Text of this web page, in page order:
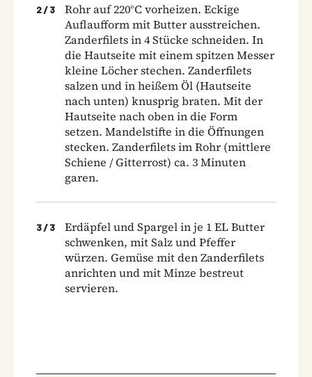
2 / 3
Rohr auf 220°C vorheizen. Eckige
Auflaufform mit Butter ausstreichen.
Zanderfilets in 4 Stücke schneiden. In
die Hautseite mit einem spitzen Messer
kleine Löcher stechen. Zanderfilets
salzen und in heißem Öl (Hautseite
nach unten) knusprig braten. Mit der
Hautseite nach oben in die Form
setzen. Mandelstifte in die Öffnungen
stecken. Zanderfilets im Rohr (mittlere
Schiene / Gitterrost) ca. 3 Minuten
garen.
3 / 3
Erdäpfel und Spargel in je 1 EL Butter
schwenken, mit Salz und Pfeffer
würzen. Gemüse mit den Zanderfilets
anrichten und mit Minze bestreut
servieren.